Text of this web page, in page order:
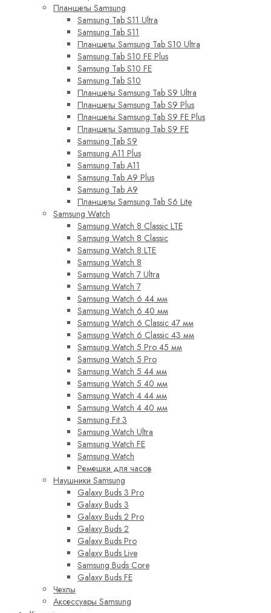
Планшеты Samsung
Samsung Tab S11 Ultra
Samsung Tab S11
Планшеты Samsung Tab S10 Ultra
Samsung Tab S10 FE Plus
Samsung Tab S10 FE
Samsung Tab S10
Планшеты Samsung Tab S9 Ultra
Планшеты Samsung Tab S9 Plus
Планшеты Samsung Tab S9 FE Plus
Планшеты Samsung Tab S9 FE
Samsung Tab S9
Samsung A11 Plus
Samsung Tab A11
Samsung Tab A9 Plus
Samsung Tab A9
Планшеты Samsung Tab S6 Lite
Samsung Watch
Samsung Watch 8 Classic LTE
Samsung Watch 8 Classic
Samsung Watch 8 LTE
Samsung Watch 8
Samsung Watch 7 Ultra
Samsung Watch 7
Samsung Watch 6 44 мм
Samsung Watch 6 40 мм
Samsung Watch 6 Classic 47 мм
Samsung Watch 6 Classic 43 мм
Samsung Watch 5 Pro 45 мм
Samsung Watch 5 Pro
Samsung Watch 5 44 мм
Samsung Watch 5 40 мм
Samsung Watch 4 44 мм
Samsung Watch 4 40 мм
Samsung Fit 3
Samsung Watch Ultra
Samsung Watch FE
Samsung Watch
Ремешки для часов
Наушники Samsung
Galaxy Buds 3 Pro
Galaxy Buds 3
Galaxy Buds 2 Pro
Galaxy Buds 2
Galaxy Buds Pro
Galaxy Buds Live
Samsung Buds Core
Galaxy Buds FE
Чехлы
Аксессуары Samsung